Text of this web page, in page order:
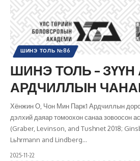
ШИНЭ ТОЛЬ №86
ШИНЭ ТОЛЬ –
АРДЧИЛЛЫН
Хёнжин О, Чон Мин Парк1 Ардчиллын
дэлхий даяар томоохон санаа зовоосон
(Graber, Levinson, and Tushnet 2018;
Lьhrmann and Lindberg…
2025-11-22